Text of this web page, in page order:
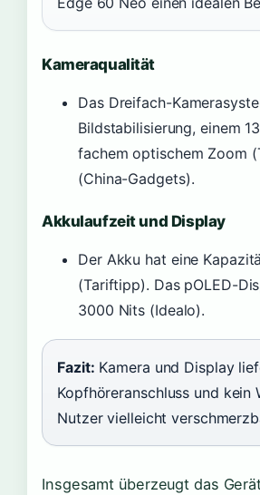
Kameraqualität
Das Dreifach-
Bildstabilisierung, einem
fachem optischem Zoom
(China-Gadgets).
Akkulaufzeit und Display
Der Akku hat eine
(Tariftipp). Das pOLED-
3000 Nits (Idealo).
Fazit: Kamera und Display
Kopfhöreranschluss und
Nutzer vielleicht
Insgesamt überzeugt das